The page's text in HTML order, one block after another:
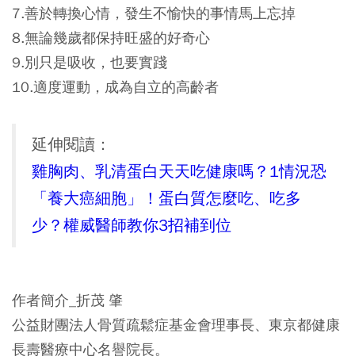
7.善於轉換心情，發生不愉快的事情馬上忘掉
8.無論幾歲都保持旺盛的好奇心
9.別只是吸收，也要實踐
10.適度運動，成為自立的高齡者
延伸閱讀：
雞胸肉、乳清蛋白天天吃健康嗎？1情況恐
「養大癌細胞」！蛋白質怎麼吃、吃多
少？權威醫師教你3招補到位
作者簡介_折茂 肇
公益財團法人骨質疏鬆症基金會理事長、東京都健康
長壽醫療中心名譽院長。